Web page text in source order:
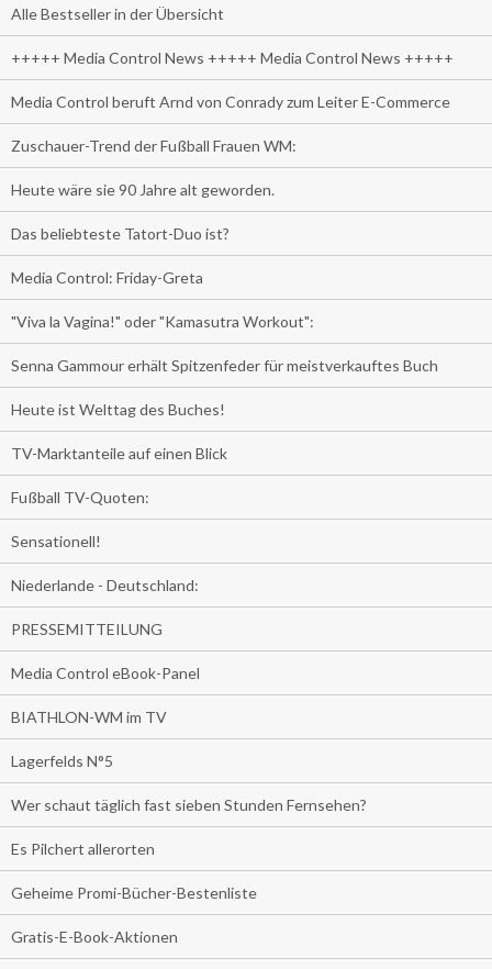
Alle Bestseller in der Übersicht
+++++ Media Control News +++++ Media Control News +++++
Media Control beruft Arnd von Conrady zum Leiter E-Commerce
Zuschauer-Trend der Fußball Frauen WM:
Heute wäre sie 90 Jahre alt geworden.
Das beliebteste Tatort-Duo ist?
Media Control: Friday-Greta
"Viva la Vagina!" oder "Kamasutra Workout":
Senna Gammour erhält Spitzenfeder für meistverkauftes Buch
Heute ist Welttag des Buches!
TV-Marktanteile auf einen Blick
Fußball TV-Quoten:
Sensationell!
Niederlande - Deutschland:
PRESSEMITTEILUNG
Media Control eBook-Panel
BIATHLON-WM im TV
Lagerfelds N°5
Wer schaut täglich fast sieben Stunden Fernsehen?
Es Pilchert allerorten
Geheime Promi-Bücher-Bestenliste
Gratis-E-Book-Aktionen